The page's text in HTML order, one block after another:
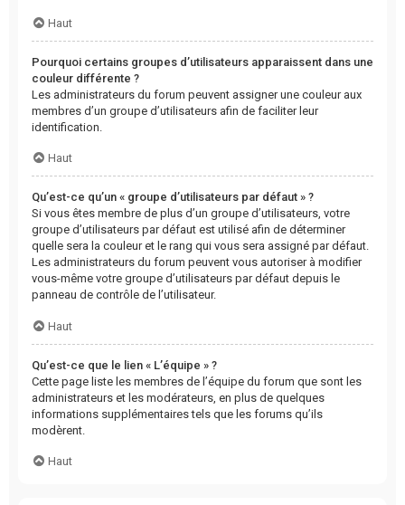
Haut
Pourquoi certains groupes d’utilisateurs apparaissent dans une
couleur différente ?
Les administrateurs du forum peuvent assigner une couleur aux
membres d’un groupe d’utilisateurs afin de faciliter leur
identification.
Haut
Qu’est-ce qu’un « groupe d’utilisateurs par défaut » ?
Si vous êtes membre de plus d’un groupe d’utilisateurs, votre
groupe d’utilisateurs par défaut est utilisé afin de déterminer
quelle sera la couleur et le rang qui vous sera assigné par défaut.
Les administrateurs du forum peuvent vous autoriser à modifier
vous-même votre groupe d’utilisateurs par défaut depuis le
panneau de contrôle de l’utilisateur.
Haut
Qu’est-ce que le lien « L’équipe » ?
Cette page liste les membres de l’équipe du forum que sont les
administrateurs et les modérateurs, en plus de quelques
informations supplémentaires tels que les forums qu’ils
modèrent.
Haut